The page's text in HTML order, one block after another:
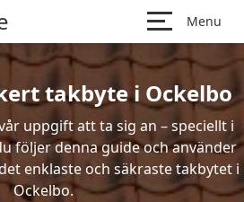
Menu
takbyte i Ockelbo
uppgift att ta sig an – speciellt i
följer denna guide och använder
enklaste och säkraste takbytet i
Ockelbo.